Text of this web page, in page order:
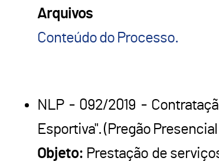
Arquivos
Conteúdo do Processo.
NLP - 092/2019 -
Esportiva". (Pregão
Objeto: Prestação de